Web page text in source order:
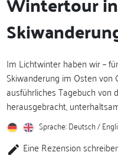
Im Lichtwinter haben wir –
Skiwanderung im Osten von
ausführliches Tagebuch von
herausgebracht,
Sprache: Deutsch /
 Eine Rezension